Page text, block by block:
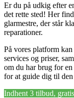
Er du på udkig efter
det rette sted! Her
glarmestre, der står
reparationer.
På vores platform
services og priser,
om du har brug for
for at guide dig til
Indhent 3 tilbud,